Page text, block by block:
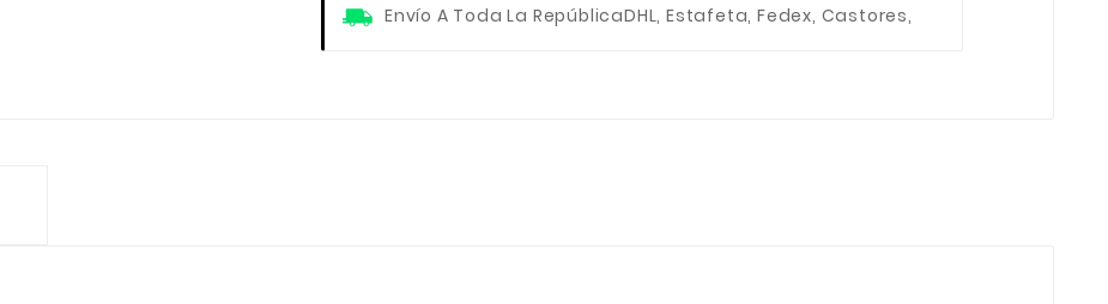
Envío A Toda La RepúblicaDHL, Estafeta, Fedex, Castores,